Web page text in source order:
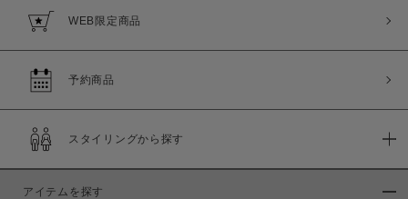
WEB限定商品
予約商品
スタイリングから探す
アイテムを探す